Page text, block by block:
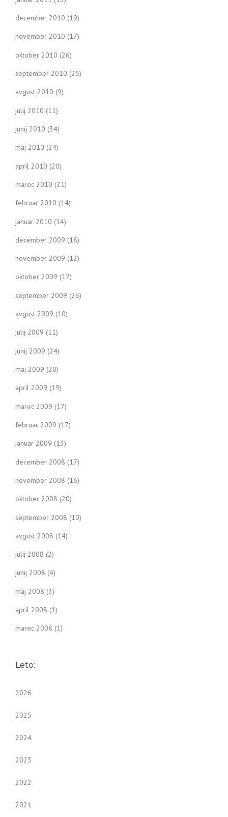
december 2010 (19)
november 2010 (17)
oktober 2010 (26)
september 2010 (25)
avgust 2010 (9)
julij 2010 (11)
junij 2010 (34)
maj 2010 (24)
april 2010 (20)
marec 2010 (21)
februar 2010 (14)
januar 2010 (14)
december 2009 (18)
november 2009 (12)
oktober 2009 (17)
september 2009 (26)
avgust 2009 (10)
julij 2009 (11)
junij 2009 (24)
maj 2009 (20)
april 2009 (19)
marec 2009 (17)
februar 2009 (17)
januar 2009 (13)
december 2008 (17)
november 2008 (16)
oktober 2008 (20)
september 2008 (10)
avgust 2008 (14)
julij 2008 (2)
junij 2008 (4)
maj 2008 (3)
april 2008 (1)
marec 2008 (1)
Leto:
2026
2025
2024
2023
2022
2021